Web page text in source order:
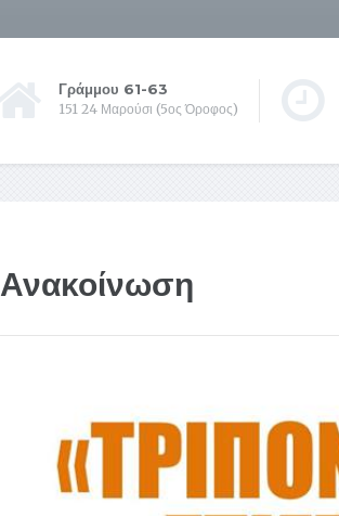
Γράμμου 61-63
151 24 Μαρούσι (5ος Όροφος)
Ανακοίνωση